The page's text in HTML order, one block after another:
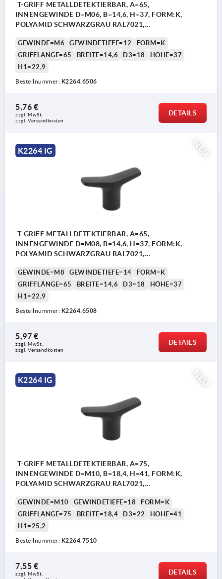
T-GRIFF METALLDETEKTIERBAR, A=65,
INNENGEWINDE D=M06, B=14,6, H=37, FORM:K,
POLYAMID SCHWARZGRAU RAL7021,
GEWINDE=M6 GEWINDETIEFE=12
FORM=K
GRIFFLÄNGE=65
BREITE=14,6 D3=18
HÖHE=37
H1=22,9
Bestellnummer: K2264.6506
5,76 €
zzgl. MwSt.
zzgl. Versandkosten
DETAILS
NEU
K2264 IG
T-GRIFF METALLDETEKTIERBAR, A=65,
INNENGEWINDE D=M08, B=14,6, H=37, FORM:K,
POLYAMID SCHWARZGRAU RAL7021,
GEWINDE=M8 GEWINDETIEFE=14
FORM=K
GRIFFLÄNGE=65
BREITE=14,6 D3=18
HÖHE=37
H1=22,9
Bestellnummer: K2264.6508
5,97 €
zzgl. MwSt.
zzgl. Versandkosten
DETAILS
NEU
K2264 IG
T-GRIFF METALLDETEKTIERBAR, A=75,
INNENGEWINDE D=M10, B=18,4, H=41, FORM:K,
POLYAMID SCHWARZGRAU RAL7021,
GEWINDE=M10 GEWINDETIEFE=18
FORM=K
GRIFFLÄNGE=75
BREITE=18,4 D3=22
HÖHE=41
H1=25,2
Bestellnummer: K2264.7510
7,55 €
zzgl. MwSt.
DETAILS